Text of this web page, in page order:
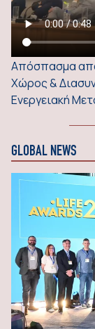
Απόσπασμα από
Χώρος &
Ενεργειακή
GLOBAL NEWS